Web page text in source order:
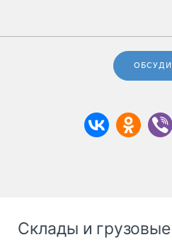
Склады и